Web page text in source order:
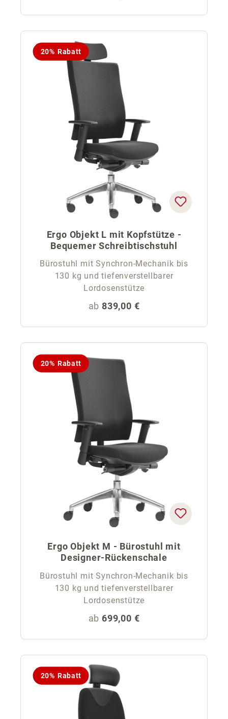
20% Rabatt
Ergo Objekt L mit Kopfstütze -
Bequemer Schreibtischstuhl
Bürostuhl mit Synchron-Mechanik bis
130 kg und tiefenverstellbarer
Lordosenstütze
Regulärer Preis:
ab 839,00 €
20% Rabatt
Ergo Objekt M - Bürostuhl mit
Designer-Rückenschale
Bürostuhl mit Synchron-Mechanik bis
130 kg und tiefenverstellbarer
Lordosenstütze
Regulärer Preis:
ab 699,00 €
20% Rabatt